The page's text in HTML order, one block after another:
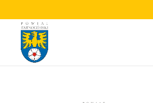
treści